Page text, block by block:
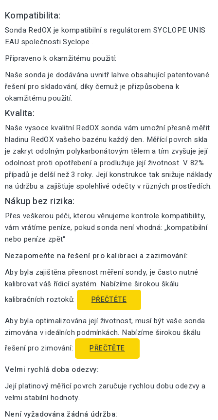
Kompatibilita:
Sonda RedOX je kompatibilní s regulátorem SYCLOPE UNIS
EAU společnosti Syclope .
Připraveno k okamžitému použití:
Naše sonda je dodávána uvnitř lahve obsahující patentované
řešení pro skladování, díky čemuž je přizpůsobena k
okamžitému použití.
Kvalita:
Naše vysoce kvalitní RedOX sonda vám umožní přesně měřit
hladinu RedOX vašeho bazénu každý den. Měřící povrch skla
je zakryt odolným polykarbonátovým tělem a tím zvyšuje její
odolnost proti opotřebení a prodlužuje její životnost. V 82%
případů je delší než 3 roky. Její konstrukce tak snižuje náklady
na údržbu a zajišťuje spolehlivé odečty v různých prostředích.
Nákup bez rizika:
Přes veškerou péči, kterou věnujeme kontrole kompatibility,
vám vrátíme peníze, pokud sonda není vhodná: „kompatibilní
nebo peníze zpět“
Nezapomeňte na řešení pro kalibraci a zazimování:
Aby byla zajištěna přesnost měření sondy, je často nutné
kalibrovat váš řídicí systém. Nabízíme širokou škálu
kalibračních roztoků:
PŘEČTĚTE
Aby byla optimalizována její životnost, musí být vaše sonda
zimována v ideálních podmínkách. Nabízíme širokou škálu
řešení pro zimování:
PŘEČTĚTE
Velmi rychlá doba odezvy:
Její platinový měřicí povrch zaručuje rychlou dobu odezvy a
velmi stabilní hodnoty.
Není vyžadována žádná údržba: